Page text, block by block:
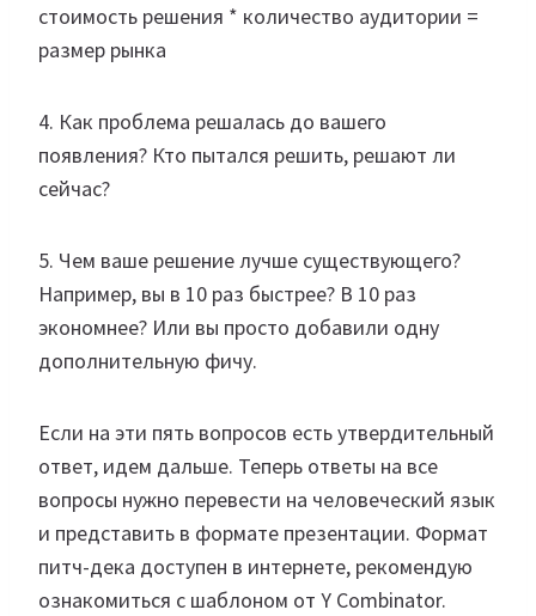
стоимость решения * количество аудитории =
размер рынка
4. Как проблема решалась до вашего
появления? Кто пытался решить, решают ли
сейчас?
5. Чем ваше решение лучше существующего?
Например, вы в 10 раз быстрее? В 10 раз
экономнее? Или вы просто добавили одну
дополнительную фичу.
Если на эти пять вопросов есть утвердительный
ответ, идем дальше. Теперь ответы на все
вопросы нужно перевести на человеческий язык
и представить в формате презентации. Формат
питч-дека доступен в интернете, рекомендую
ознакомиться с шаблоном от Y Combinator.